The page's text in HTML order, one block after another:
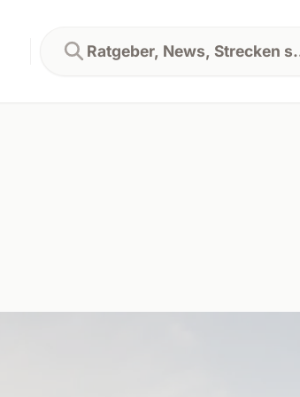
Ratgeber, News, Strecken